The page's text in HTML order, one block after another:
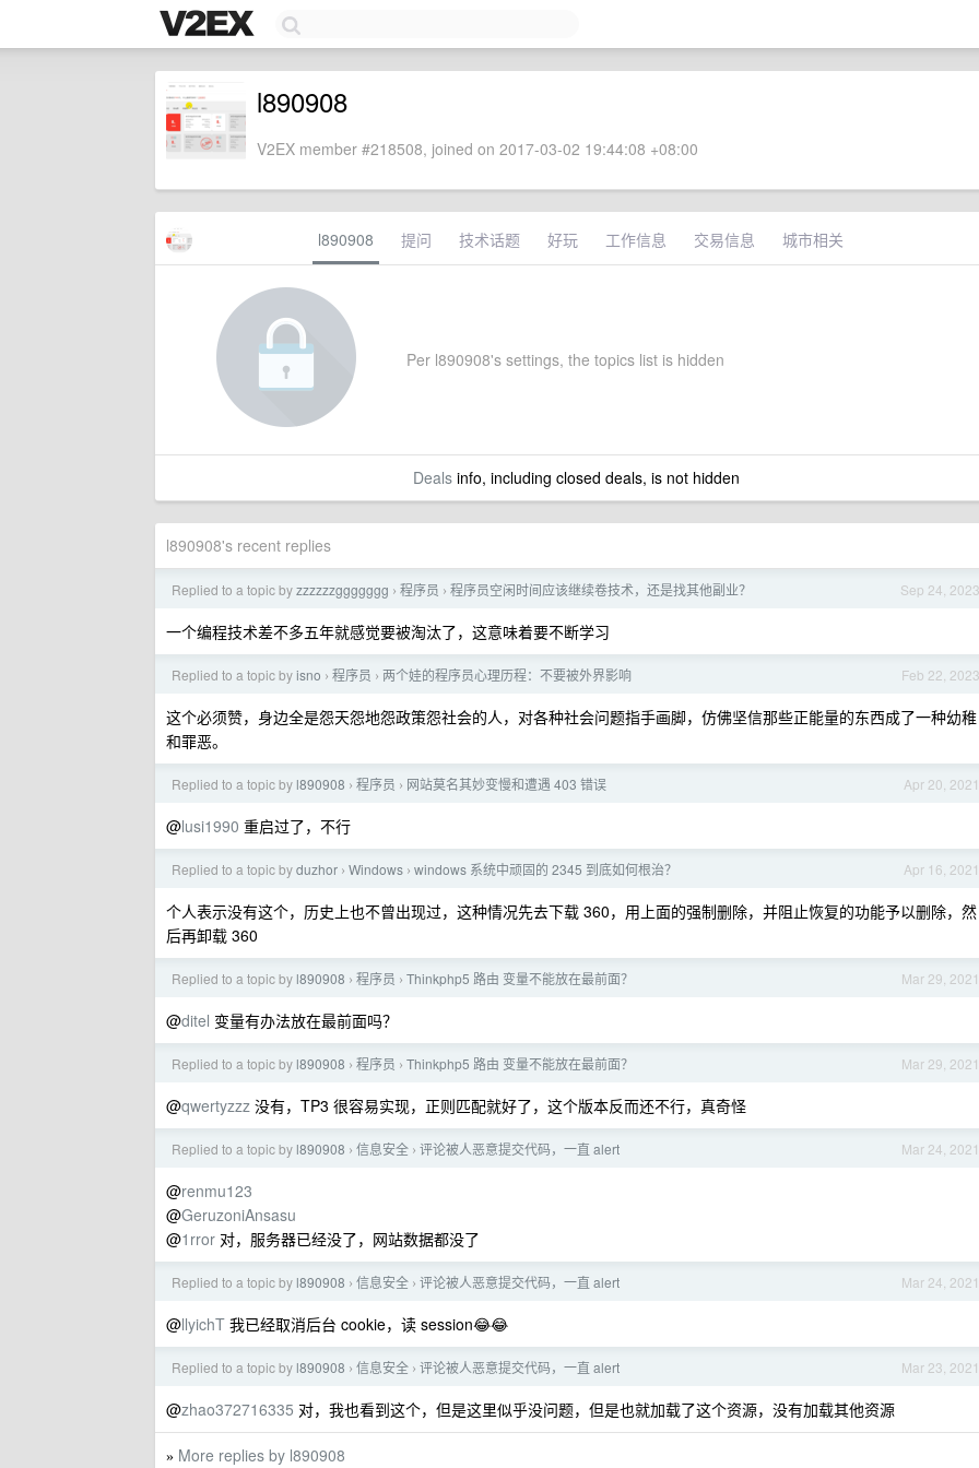
l890908
V2EX member #218508, joined on 2017-03-02 19:44:08 +08:00
l890908 提问 技术话题 好玩 工作信息 交易信息 城市相关
Per l890908's settings, the topics list is hidden
Dealsinfo, including closed deals, is not hidden
l890908's recent replies
Sep 24, 2023
Replied to a topic byzzzzzzggggggg › 程序员 › 程序员空闲时间应该继续卷技术，还是找其他副业？
一个编程技术差不多五年就感觉要被淘汰了，这意味着要不断学习
Feb 22, 2023
Replied to a topic byisno › 程序员 › 两个娃的程序员心理历程：不要被外界影响
这个必须赞，身边全是怨天怨地怨政策怨社会的人，对各种社会问题指手画脚，仿佛坚信那些正能量的东西成了一种幼稚
和罪恶。
Apr 20, 2021
Replied to a topic by l890908 › 程序员 › 网站莫名其妙变慢和遭遇 403 错误
@lusi1990 重启过了，不行
Apr 16, 2021
Replied to a topic byduzhor › Windows › windows 系统中顽固的 2345 到底如何根治？
个人表示没有这个，历史上也不曾出现过，这种情况先去下载 360，用上面的强制删除，并阻止恢复的功能予以删除，然
后再卸载 360
Mar 29, 2021
Replied to a topic by l890908 › 程序员 › Thinkphp5 路由 变量不能放在最前面？
@ditel 变量有办法放在最前面吗？
Mar 29, 2021
Replied to a topic by l890908 › 程序员 › Thinkphp5 路由 变量不能放在最前面？
@qwertyzzz 没有，TP3 很容易实现，正则匹配就好了，这个版本反而还不行，真奇怪
Mar 24, 2021
Replied to a topic by l890908 › 信息安全 › 评论被人恶意提交代码，一直 alert
@renmu123
@GeruzoniAnsasu
@1rror 对，服务器已经没了，网站数据都没了
Mar 24, 2021
Replied to a topic by l890908 › 信息安全 › 评论被人恶意提交代码，一直 alert
@llyichT 我已经取消后台 cookie，读 session😂😂
Mar 23, 2021
Replied to a topic by l890908 › 信息安全 › 评论被人恶意提交代码，一直 alert
@zhao372716335 对，我也看到这个，但是这里似乎没问题，但是也就加载了这个资源，没有加载其他资源
» More replies by l890908